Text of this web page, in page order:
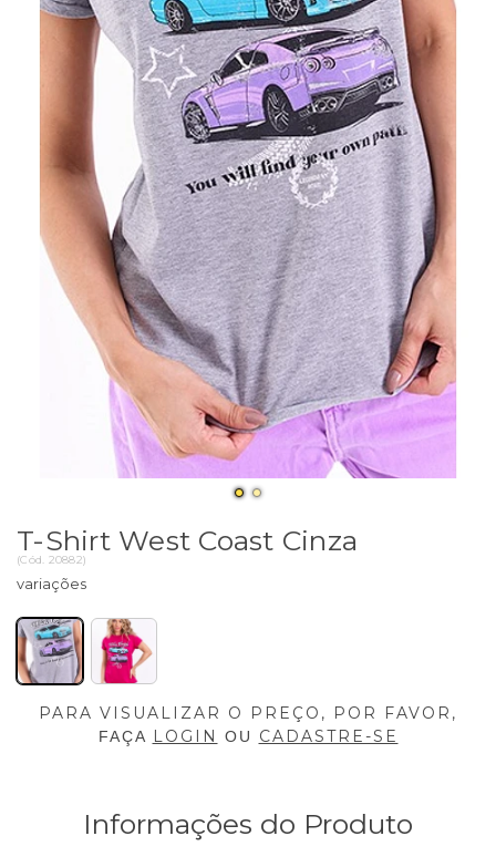
T-Shirt West Coast Cinza
(Cód. 20882)
PARA VISUALIZAR O PREÇO, POR FAVOR,
FAÇA LOGIN OU CADASTRE-SE
Informações do Produto